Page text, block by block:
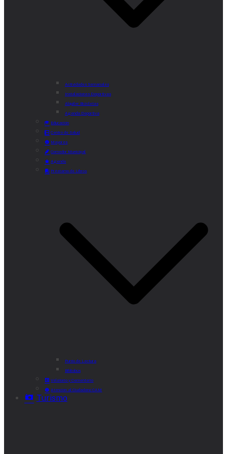
Actividades Semanales
Instalaciones Deportivas
Alquiler Bicicletas
Agenda Deportiva
Educación
Centro de Salud
Mayores
Comedor Municipal
Agenda
Préstamo de Libros
Punto de Lectura
Bibliobús
Velatorio y Cementerio
Atención al Ciudadano CAM
Turismo